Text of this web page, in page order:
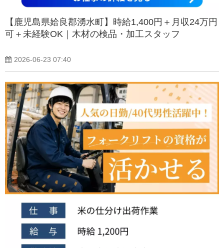
【鹿児島県姶良郡湧水町】時給1,400円＋月収24万円
可＋未経験OK｜木材の検品・加工スタッフ
2026-06-23 07:40